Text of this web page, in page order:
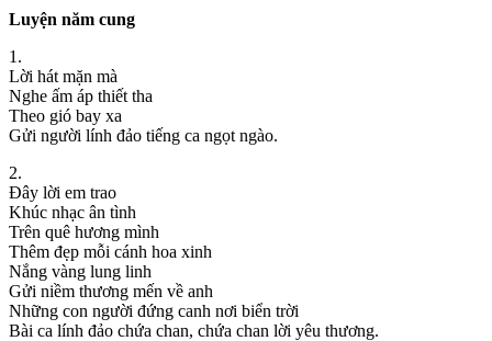
Luyện năm cung
1.
Lời hát mặn mà
Nghe ấm áp thiết tha
Theo gió bay xa
Gửi người lính đảo tiếng ca ngọt ngào.
2.
Đây lời em trao
Khúc nhạc ân tình
Trên quê hương mình
Thêm đẹp mỗi cánh hoa xinh
Nắng vàng lung linh
Gửi niềm thương mến về anh
Những con người đứng canh nơi biển trời
Bài ca lính đảo chứa chan, chứa chan lời yêu thương.